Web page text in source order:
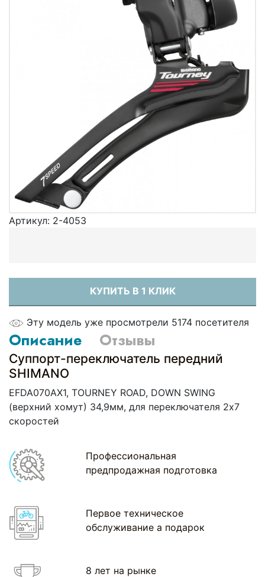
Артикул: 2-4053
КУПИТЬ В 1 КЛИК
Эту модель уже просмотрели 5174 посетителя
Описание Отзывы
Суппорт-переключатель передний
SHIMANO
EFDA070AX1, TOURNEY ROAD, DOWN SWING
(верхний хомут) 34,9мм, для переключателя 2х7
скоростей
Профессиональная
предпродажная подготовка
Первое техническое
обслуживание а подарок
8 лет на рынке